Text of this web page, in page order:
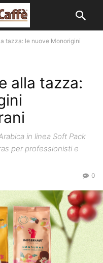
tazza: le nuove Monorigini
alla tazza:
in linea Soft Pack
per professionisti e
0